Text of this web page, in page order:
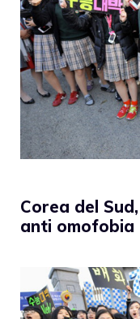
Corea del
anti omofobia